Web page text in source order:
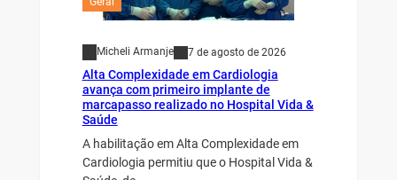
Micheli Armanje
Alta Complexidade em Cardiologia
avança com primeiro implante de
marcapasso realizado no Hospital Vida &
Saúde
Cardiologia permitiu que o Hospital Vida &
Saúde, de…